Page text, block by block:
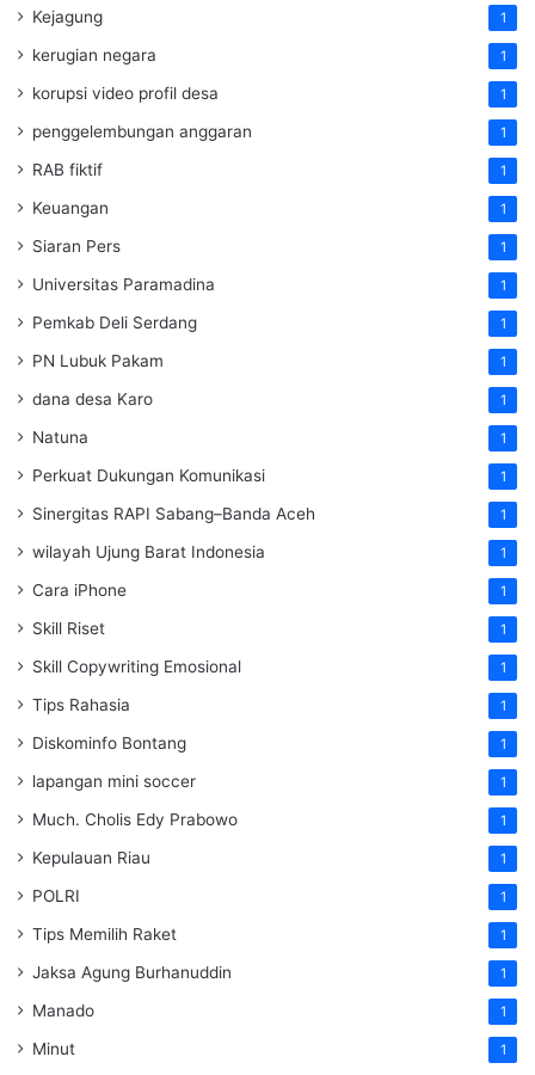
Kejagung 1
kerugian negara 1
korupsi video profil desa 1
penggelembungan anggaran 1
RAB fiktif 1
Keuangan 1
Siaran Pers 1
Universitas Paramadina 1
Pemkab Deli Serdang 1
PN Lubuk Pakam 1
dana desa Karo 1
Natuna 1
Perkuat Dukungan Komunikasi 1
Sinergitas RAPI Sabang–Banda Aceh 1
wilayah Ujung Barat Indonesia 1
Cara iPhone 1
Skill Riset 1
Skill Copywriting Emosional 1
Tips Rahasia 1
Diskominfo Bontang 1
lapangan mini soccer 1
Much. Cholis Edy Prabowo 1
Kepulauan Riau 1
POLRI 1
Tips Memilih Raket 1
Jaksa Agung Burhanuddin 1
Manado 1
Minut 1